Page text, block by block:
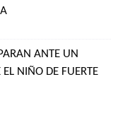
ANTE UN
NIÑO DE FUERTE